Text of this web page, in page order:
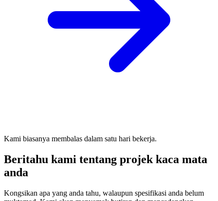
Kami biasanya membalas dalam satu hari bekerja.
Beritahu kami tentang projek kaca mata
anda
Kongsikan apa yang anda tahu, walaupun spesifikasi anda belum